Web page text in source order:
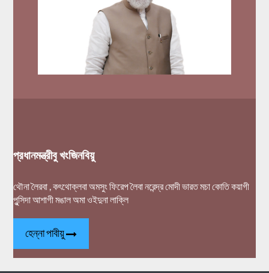
প্রধানমন্ত্রীবু খংজিনবিয়ু
থৌনা লৈরবা , কৎথোক্লবা অমসুং ফিরেপ লৈবা নরেন্দ্র মোদী ভারত মচা কোতি কয়াগী
পুন্সিদা আশাগী মঙাল অমা ওইদুনা লাক্লি
হেন্না পাবীয়ু